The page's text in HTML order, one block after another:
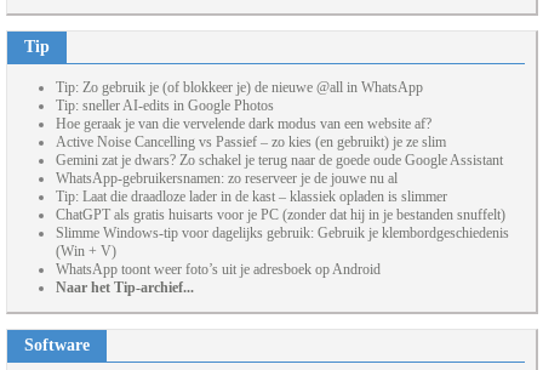
Tip
Tip: Zo gebruik je (of blokkeer je) de nieuwe @all in WhatsApp
Tip: sneller AI-edits in Google Photos
Hoe geraak je van die vervelende dark modus van een website af?
Active Noise Cancelling vs Passief – zo kies (en gebruikt) je ze slim
Gemini zat je dwars? Zo schakel je terug naar de goede oude Google Assistant
WhatsApp-gebruikersnamen: zo reserveer je de jouwe nu al
Tip: Laat die draadloze lader in de kast – klassiek opladen is slimmer
ChatGPT als gratis huisarts voor je PC (zonder dat hij in je bestanden snuffelt)
Slimme Windows-tip voor dagelijks gebruik: Gebruik je klembordgeschiedenis
(Win + V)
WhatsApp toont weer foto’s uit je adresboek op Android
Naar het Tip-archief...
Software